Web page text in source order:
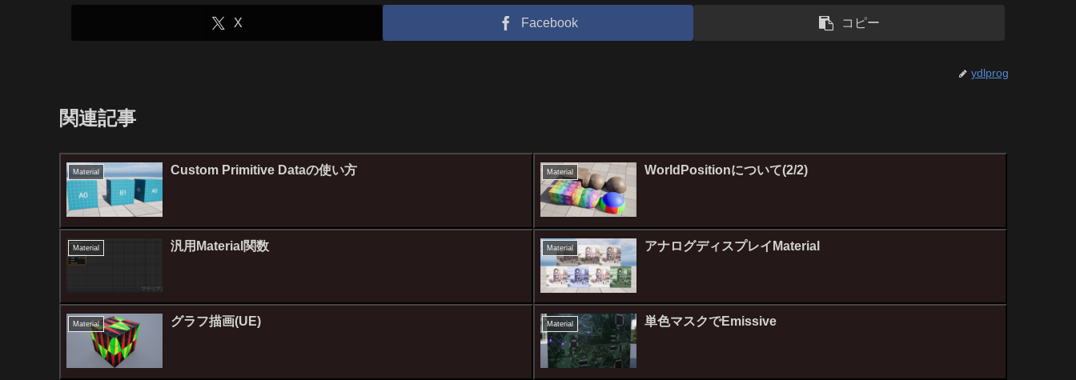
X Facebook コピー
ydlprog
関連記事
Material Custom Primitive Dataの使い方 Material WorldPositionについて(2/2)
Material 汎用Material関数 Material アナログディスプレイMaterial
Material グラフ描画(UE) Material 単色マスクでEmissive